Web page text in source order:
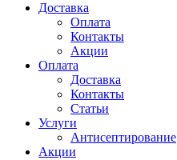
Доставка
Оплата
Контакты
Акции
Оплата
Доставка
Контакты
Статьи
Услуги
Антисептирование
Акции